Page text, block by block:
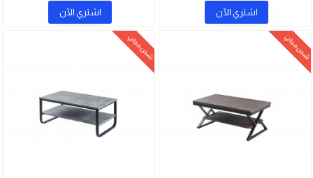
اشتري اﻵن اشتري اﻵن
شحن مجاني شحن مجاني